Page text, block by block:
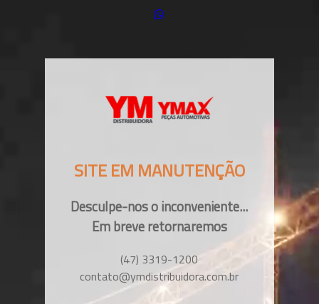
SITE EM MANUTENÇÃO
Desculpe-nos o inconveniente...
Em breve retornaremos
(47) 3319-1200
contato@ymdistribuidora.com.br